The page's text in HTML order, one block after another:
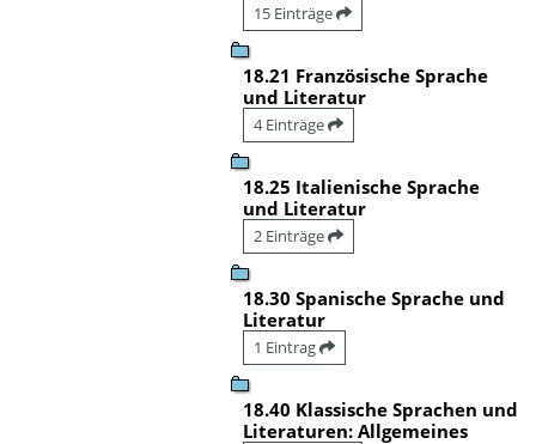
15 Einträge
18.21 Französische Sprache
und Literatur
4 Einträge
18.25 Italienische Sprache
und Literatur
2 Einträge
18.30 Spanische Sprache und
Literatur
1 Eintrag
18.40 Klassische Sprachen und
Literaturen: Allgemeines